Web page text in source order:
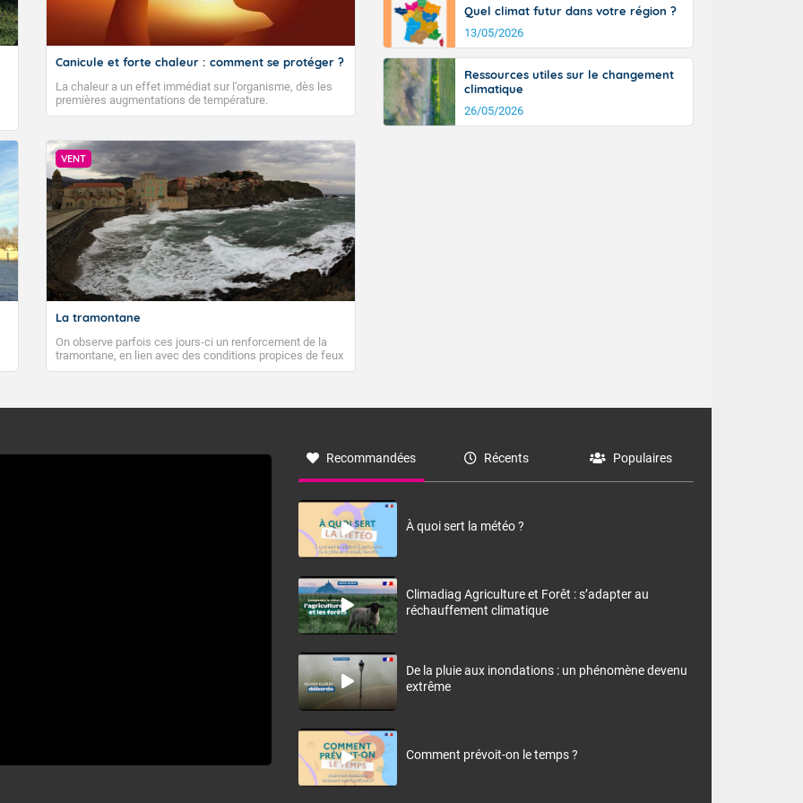
Canicule et forte chaleur : comment se protéger ?
La chaleur a un effet immédiat sur l’organisme, dès les
premières augmentations de température.
VENT
La tramontane
On observe parfois ces jours-ci un renforcement de la
tramontane, en lien avec des conditions propices de feux
de forêt. Mais qu'est-ce que la tramontane ? Quelles sont
à nord-ouest, dans un secteur qui part du Roussillon à la
monts, en allusion aux régions montagneuses d’où
Quel climat futur dans votre région ?
13/05/2026
Ressources utiles sur le changement
climatique
26/05/2026
Recommandées Récents Populaires
À quoi sert la météo ?
Climadiag Agriculture et Forêt : s’adapter au
réchauffement climatique
De la pluie aux inondations : un phénomène devenu
extrême
Comment prévoit-on le temps ?